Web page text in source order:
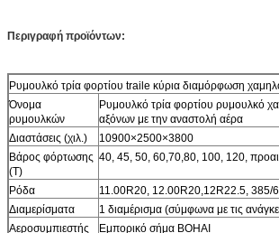
Περιγραφή προϊόντων:
Ρυμουλκό τρία φορτίου traile κύρια διαμόρφωση
Όνομα
ρυμουλκών
Ρυμουλκό τρία φορτίου ρυμουλκό
αξόνων με την αναστολή αέρα
Διαστάσεις (χιλ.)
10900×2500×3800
Βάρος φόρτωσης
(Τ)
40, 45, 50, 60,70,80, 100, 120,
Ρόδα
11.00R20, 12.00R20,12R22.5, 385/
Διαμερίσματα
1 διαμέρισμα (σύμφωνα με τις
Αεροσυμπιεστής
Εμπορικό σήμα BOHAI